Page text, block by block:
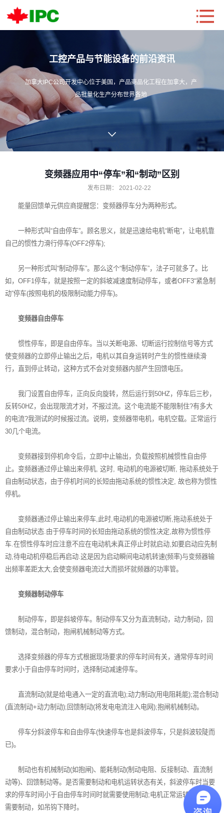
工控产品与节能设备的前沿资讯
加拿大IPC公司开发中心位于美国，产品商品化工程在加拿大，产
品批量化生产分布世界各地
变频器应用中“停车”和“制动”区别
发布日期： 2021-02-22
能量回馈单元供应商提醒您：变频器停车分为两种形式。
一种形式叫“自由停车”。顾名思义，就是迅速给电机“断电”，让电机靠
自己的惯性力滑行停车(OFF2停车);
另一种形式叫“制动停车”。那么这个“制动停车”，法子可就多了。比
如，OFF1停车，就是按照一定的斜坡减速度制动停车，或者OFF3“紧急制
动”停车(按照电机的极限制动能力停车)。
变频器自由停车
惯性停车，即是自由停车。当以关断电源、切断运行控制信号等方式
使变频器的立即停止输出之后，电机以其自身运转时产生的惯性继续滑
行，直到停止转动，这种方式不会对变频器内部产生回馈电压。
我门设置自由停车，正向反向旋转，然后运行到50HZ，停车后三秒，
反转50HZ，会出现限流才对，不报过流。这个电流能不能限制住?有多大
的电流?我测试的时候报过流。说明，变频器带电机，电机空载。正常运行
30几个电流。
变频器接到停机命令后，立即中止输出，负载按照机械惯性自由停
止。变频器通过停止输出来停机, 这时, 电动机的电源被切断, 拖动系统处于
自由制动状态，由于停机时间的长短由拖动系统的惯性决定, 故也称为惯性
停机。
变频器通过停止输出来停车,此时,电动机的电源被切断,拖动系统处于
自由制动状态.由于停车时间的长短由拖动系统的惯性决定,故称为惯性停
车.在惯性停车时应注意不应在电动机未真正停止时就启动,如要启动应先制
动,待电动机停稳后再启动.这是因为启动瞬间电动机转速(频率)与变频器输
出频率差距太大,会使变频器电流过大而损坏就频器的功率管。
变频器制动停车
制动停车，即是斜坡停车。制动停车又分为直流制动，动力制动，
回
馈制动，混合制动，抱闸机械制动等方式。
选择变频器的停车方式根据现场要求的停车时间有关，通常停车时间
要求小于自由停车时间时，选择制动减速停车。
直流制动(就是给电通入一定的直流电);动力制动(用电阻耗能);混合制动
(直流制动+动力制动);回馈制动(将发电电流注入电网);抱闸机械制动。
停车分斜波停车和自由停车(快速停车也是斜波停车，只是斜波较陡而
已)。
制动也有机械制动(如抱闸)、能耗制动(制动电阻、反接制动、直流制
动等)、回馈制动等。是否需要制动和电机运转状态有关，斜波停车时当要
求的停车时间小于自由停车时间时就需要使用制动;电机正常运转时有时也
需要制动，如吊钩下降时。